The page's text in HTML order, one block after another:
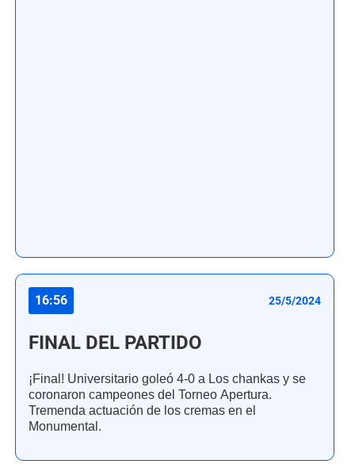
16:56 25/5/2024
FINAL DEL PARTIDO
¡Final! Universitario goleó 4-0 a Los chankas y se
coronaron campeones del Torneo Apertura.
Tremenda actuación de los cremas en el
Monumental.